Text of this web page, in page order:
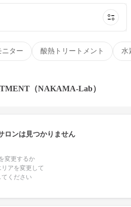
ニター 酸熱トリートメント 水
（NAKAMA-Lab）
ロンは見つかりません
変更するか
アを変更して
てください